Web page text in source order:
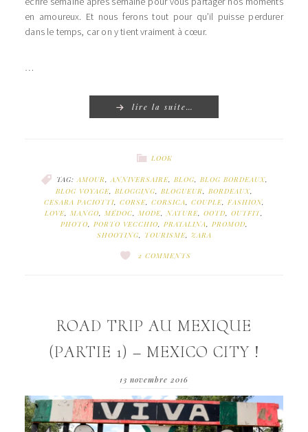
en amoureux. Et nous ferons tout pour qu’il puisse perdurer
dans le temps, car on y tient vraiment à cœur.
…
lire la suite…
LOOK
TAG:AMOUR,ANNIVERSAIRE, BLOG, BLOG BORDEAUX,
BLOG VOYAGE, BLOGGING, BLOGUEUR BORDEAUX,
CESARA PACIOTTI, CORSE, CORSICA COUPLE, FASHION,
LOVE MANGO MÉDOC MODE NATURE OOTD OUTFIT
PHOTO
PORTO VECCHIO PRATALINA PROMOD
SHOOTING, TOURISME, ZARA
2 COMMENTS
ROAD TRIP AU MEXIQUE
(PARTIE 1) – MEXICO CITY !
13 novembre 2016